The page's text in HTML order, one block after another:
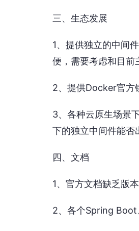
三、生态发展
1、提供独立的中间
便，需要考虑和目
2、提供Docker官方
3、各种云原生场景
下的独立中间件能否
四、文档
1、官方文档缺乏版
2、各个Spring